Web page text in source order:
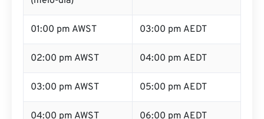
01:00 pm AWST 03:00 pm AEDT
02:00 pm AWST 04:00 pm AEDT
03:00 pm AWST 05:00 pm AEDT
04:00 pm AWST 06:00 pm AEDT